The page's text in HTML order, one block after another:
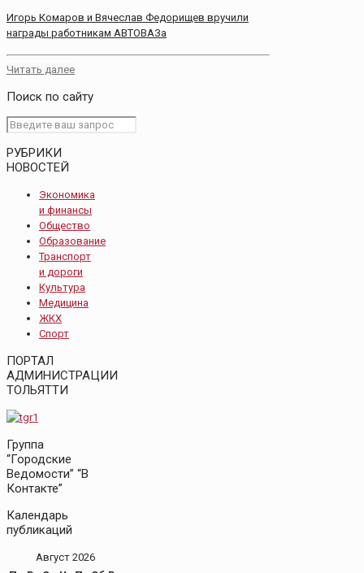
Игорь Комаров и Вячеслав Федорищев вручили
награды работникам АВТОВАЗа
Читать далее
Поиск по сайту
РУБРИКИ
НОВОСТЕЙ
Экономика
и финансы
Общество
Образование
Транспорт
и дороги
Культура
Медицина
ЖКХ
Спорт
ПОРТАЛ
АДМИНИСТРАЦИИ
ТОЛЬЯТТИ
Группа
“Городские
Ведомости” “В
Контакте”
Календарь
публикаций
Август 2026